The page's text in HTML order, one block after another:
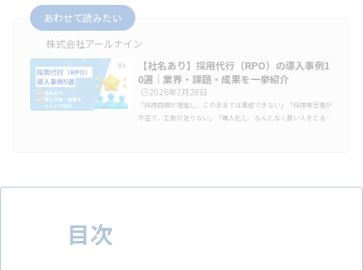
あわせて読みたい
株式会社アールナイン
【社名あり】採用代行（RPO）の導入事例1
0選｜業界・課題・成果を一挙紹介
🕒️2026年7月28日
「採用目標が増加し、このままでは達成できない」「採用専任者が
不在で、工数が足りない」「属人化し、なんとなく良い人をとる採
目次